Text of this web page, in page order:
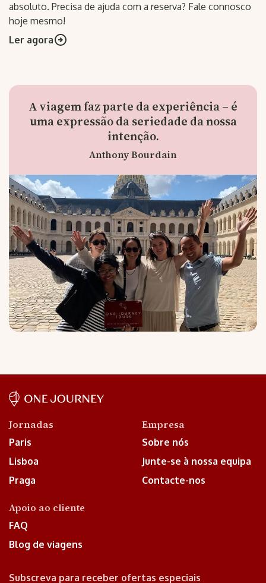
absoluto. Precisa de ajuda com a reserva? Fale connosco
hoje mesmo!
Ler agora
A viagem faz parte da experiência – é
uma expressão da seriedade da nossa
intenção.
Anthony Bourdain
Jornadas
Paris
Lisboa
Praga
Empresa
Sobre nós
Junte-se à nossa equipa
Contacte-nos
Apoio ao cliente
FAQ
Blog de viagens
Subscreva para receber ofertas especiais